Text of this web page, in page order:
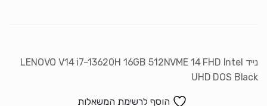
נייד LENOVO V14 i7-13620H 16GB 512NVME 14 FHD Intel
UHD DOS Black
הוסף לרשימת המשאלות